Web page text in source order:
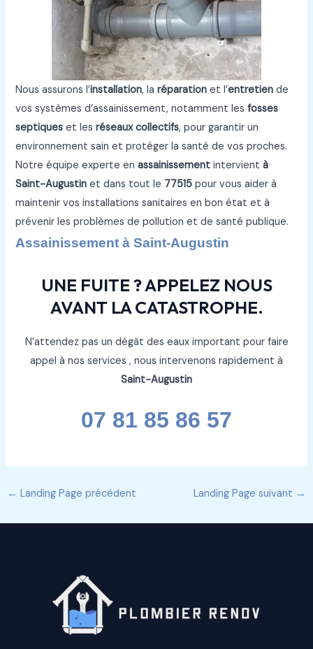
Nous assurons l’installation, laréparation et l’entretien de
vos systèmes d’assainissement, notamment lesfosses
septiques et lesréseaux collectifs, pour garantir un
environnement sain et protéger la santé de vos proches.
Notre équipe experte enassainissement intervientà
Saint-Augustin et dans tout le 77515 pour vous aider à
maintenir vos installations sanitaires en bon état et à
prévenir les problèmes de pollution et de santé publique.
Assainissement à Saint-Augustin
UNE FUITE ? APPELEZ NOUS
AVANT LA CATASTROPHE.
N’attendez pas un dégât des eaux important pour faire
appel à nos services , nous intervenons rapidement à
Saint-Augustin
07 81 85 86 57
← Landing Page précédent Landing Page suivant →